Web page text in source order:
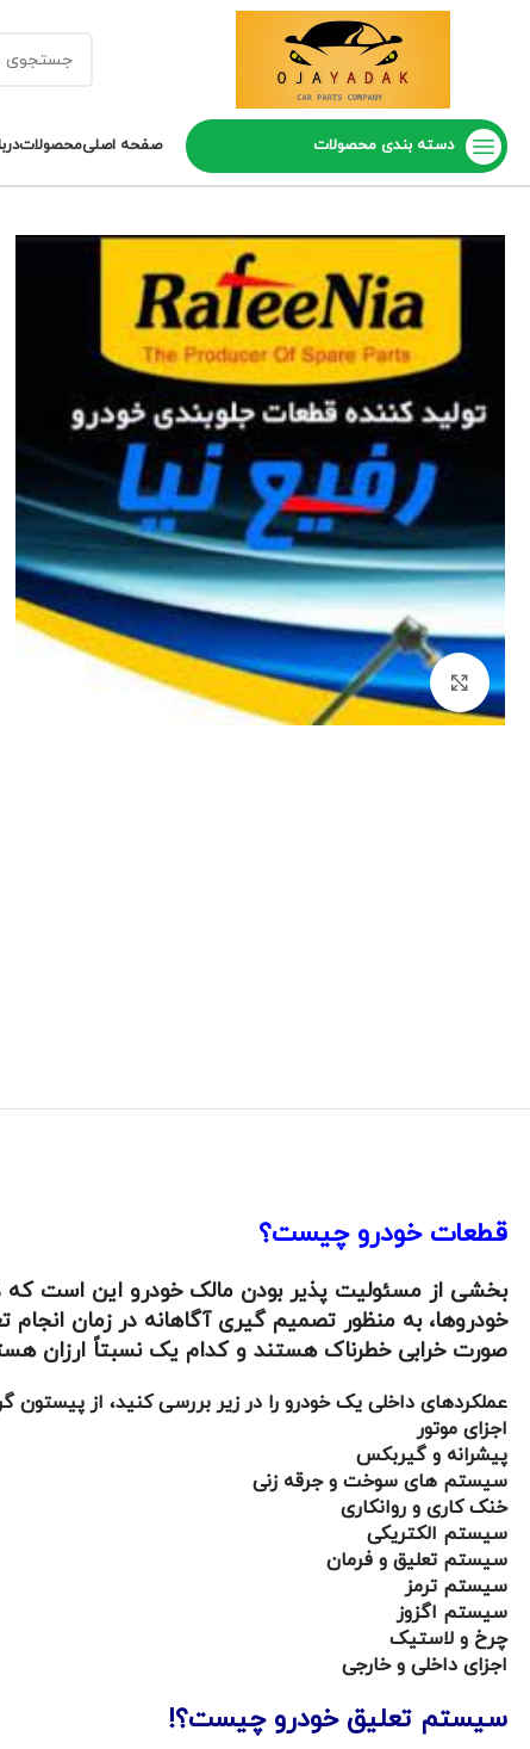
دسته بندی محصولات صفحه اصلیمحصولات
برای بزرگنمایی کلیک کنید
قطعات خودرو چیست؟
بخشی از مسئولیت پذیر بودن مالک خودرو این است که
خودروها، به منظور تصمیم گیری آگاهانه در زمان
صورت خرابی خطرناک هستند و کدام یک نسبتاً ارزان
عملکردهای داخلی یک خودرو را در زیر بررسی کنید، از پیستون
اجزای موتور
پیشرانه و گیربکس
سیستم های سوخت و جرقه زنی
خنک کاری و روانکاری
سیستم الکتریکی
سیستم تعلیق و فرمان
سیستم ترمز
سیستم اگزوز
چرخ و لاستیک
اجزای داخلی و خارجی
سیستم تعلیق خودرو چیست؟!